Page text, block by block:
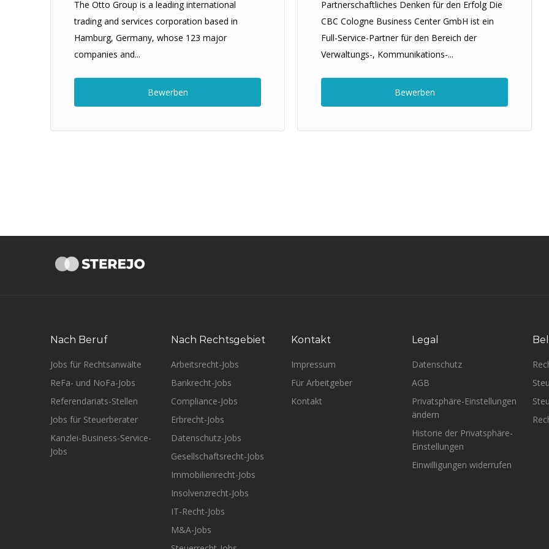
The Otto Group is a leading international
trading and services corporation based in
Hamburg, Germany, whose 123 major
companies and...
Bewerben
Partnerschaftliches Denken für den Erfolg Die
CBC Cologne Business Center GmbH ist ein
Full-Service-Partner für den Bereich der
Verwaltungs-, Kommunikations-...
Bewerben
Nach Beruf
Jobs für Rechtsanwälte
ReFa- und NoFa-Jobs
Referendariats-Stellen
Jobs für Steuerberater
Kanzlei-Business-Service-
Jobs
Nach Rechtsgebiet
Arbeitsrecht-Jobs
Bankrecht-Jobs
Compliance-Jobs
Erbrecht-Jobs
Datenschutz-Jobs
Gesellschaftsrecht-Jobs
Immobilienrecht-Jobs
Insolvenzrecht-Jobs
IT-Recht-Jobs
M&A-Jobs
Kontakt
Impressum
Für Arbeitgeber
Kontakt
Legal
Datenschutz
AGB
Privatsphäre-Einstellungen
ändern
Historie der Privatsphäre-
Einstellungen
Einwilligungen widerrufen